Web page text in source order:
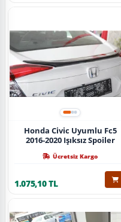
Honda Civic Uyumlu Fc5
2016-2020 Işıksız Spoiler
Ücretsiz Kargo
1.075,10 TL